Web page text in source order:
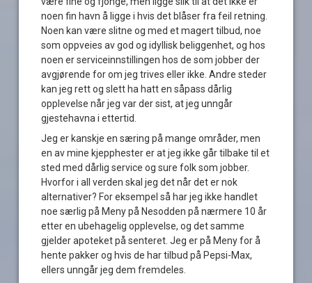
noen fin havn å ligge i hvis det blåser fra feil retning.
Noen kan være slitne og med et magert tilbud, noe
som oppveies av god og idyllisk beliggenhet, og hos
noen er serviceinnstillingen hos de som jobber der
avgjørende for om jeg trives eller ikke. Andre steder
kan jeg rett og slett ha hatt en såpass dårlig
opplevelse når jeg var der sist, at jeg unngår
gjestehavna i ettertid.
Jeg er kanskje en særing på mange områder, men
en av mine kjepphester er at jeg ikke går tilbake til et
sted med dårlig service og sure folk som jobber.
Hvorfor i all verden skal jeg det når det er nok
alternativer? For eksempel så har jeg ikke handlet
noe særlig på Meny på Nesodden på nærmere 10 år
etter en ubehagelig opplevelse, og det samme
gjelder apoteket på senteret. Jeg er på Meny for å
hente pakker og hvis de har tilbud på Pepsi-Max,
ellers unngår jeg dem fremdeles.